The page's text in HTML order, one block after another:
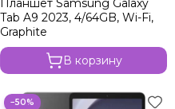
Fi
Планшет Samsung Galaxy
Tab A9 2023, 4/64GB, Wi-Fi,
Graphite
В корзину
−50%